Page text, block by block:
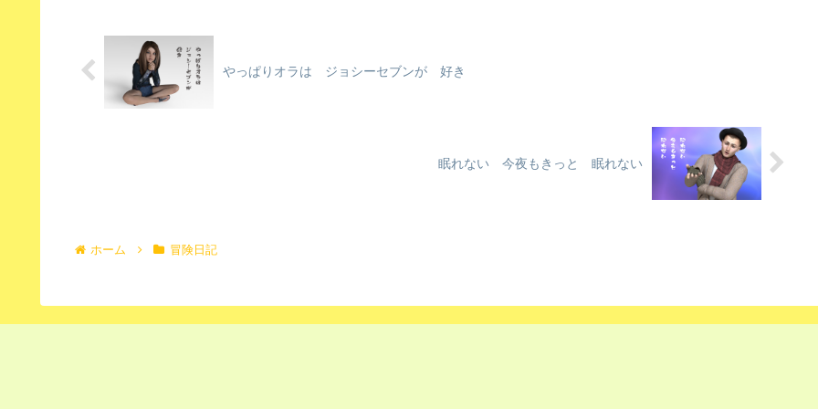
やっぱりオラは ジョシーセブンが 好き
眠れない 今夜もきっと 眠れない
ホーム 冒険日記